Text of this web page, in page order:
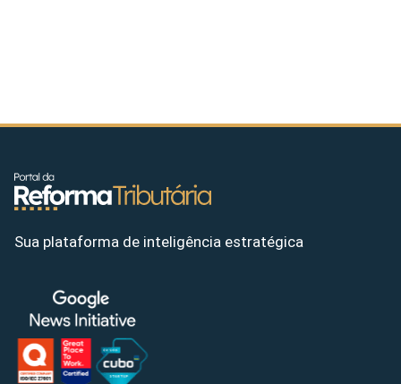
Sua plataforma de inteligência estratégica